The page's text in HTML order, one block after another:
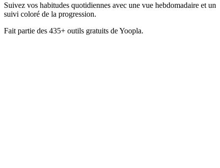
Suivez vos habitudes quotidiennes avec une vue hebdomadaire et un
suivi coloré de la progression.
Fait partie des 435+ outils gratuits de Yoopla.